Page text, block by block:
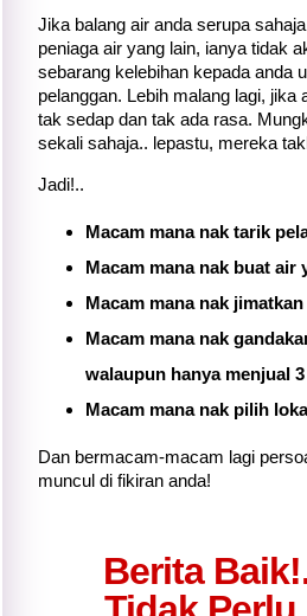
Jika balang air anda serupa
peniaga air yang lain, ianya tidak
sebarang kelebihan kepada anda
pelanggan. Lebih malang lagi, jika
tak sedap dan tak ada rasa.
sekali sahaja.. lepastu, mereka
Jadi!..
Macam mana nak tarik
Macam mana nak buat air
Macam mana nak
Macam mana nak
walaupun hanya menjual
Macam mana nak pilih
Dan bermacam-macam lagi
muncul di fikiran anda!
Berita